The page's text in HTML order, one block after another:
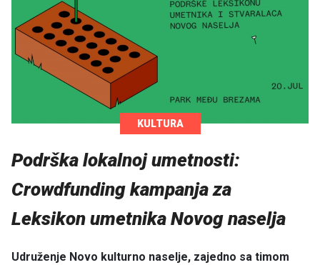
KULTURA
Podrška lokalnoj umetnosti:
Crowdfunding kampanja za
Leksikon umetnika Novog naselja
Udruženje Novo kulturno naselje, zajedno sa timom